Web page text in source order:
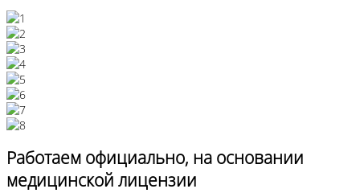
Работаем официально, на основании
медицинской лицензии